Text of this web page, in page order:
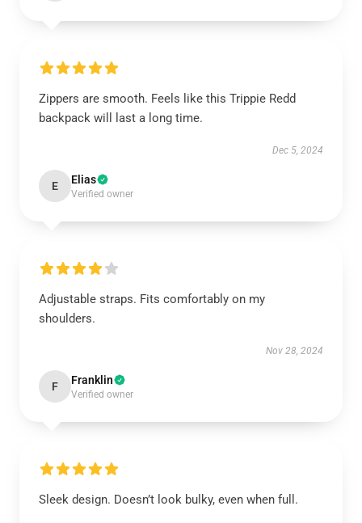
Zippers are smooth. Feels like this Trippie Redd
backpack will last a long time.
Dec 5, 2024
E Elias
Verified owner
Adjustable straps. Fits comfortably on my
shoulders.
Nov 28, 2024
F Franklin
Verified owner
Sleek design. Doesn’t look bulky, even when full.